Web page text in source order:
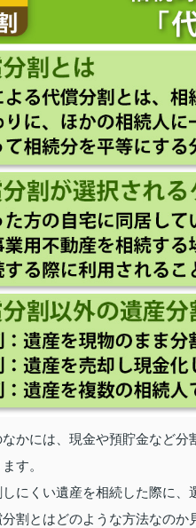
かには、現金や預貯金など
す。
にくい遺産を相続した際に、
割とはどのような方法なのか